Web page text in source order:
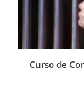
Curso de